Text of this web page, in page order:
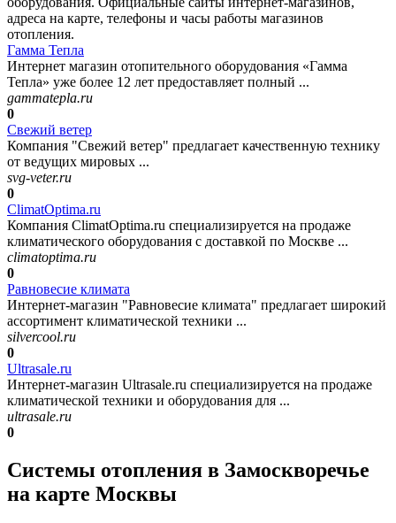
адреса на карте, телефоны и часы работы магазинов
отопления.
Гамма Тепла
Интернет магазин отопительного оборудования «Гамма
Тепла» уже более 12 лет предоставляет полный ...
gammatepla.ru
0
Свежий ветер
Компания "Свежий ветер" предлагает качественную технику
от ведущих мировых ...
svg-veter.ru
0
ClimatOptima.ru
Компания ClimatOptima.ru специализируется на продаже
климатического оборудования с доставкой по Москве ...
climatoptima.ru
0
Равновесие климата
Интернет-магазин "Равновесие климата" предлагает широкий
ассортимент климатической техники ...
silvercool.ru
0
Ultrasale.ru
Интернет-магазин Ultrasale.ru специализируется на продаже
климатической техники и оборудования для ...
ultrasale.ru
0
Системы отопления в Замоскворечье
на карте Москвы